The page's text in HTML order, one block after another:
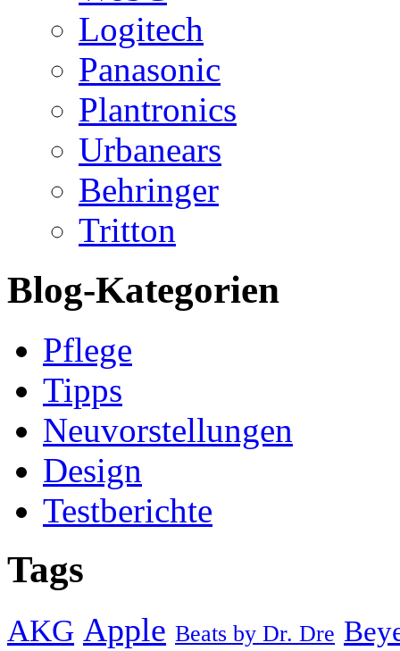
Logitech
Panasonic
Plantronics
Urbanears
Behringer
Tritton
Blog-Kategorien
Pflege
Tipps
Neuvorstellungen
Design
Testberichte
Tags
AKG Apple Beats by Dr. Dre